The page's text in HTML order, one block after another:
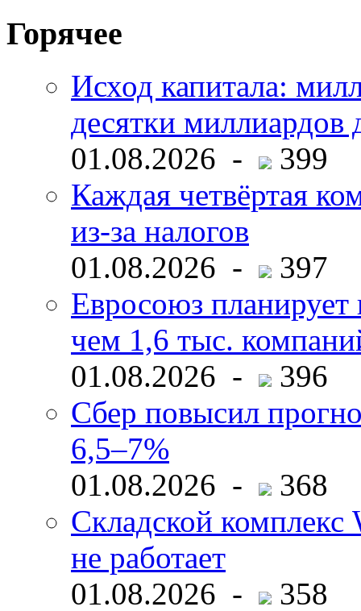
Горячее
Исход капитала:
десятки миллиардов
01.08.2026 -
399
Каждая четвёртая
из-за налогов
01.08.2026 -
397
Евросоюз планирует
чем 1,6 тыс.
01.08.2026 -
396
Сбер повысил
6,5–7%
01.08.2026 -
368
Складской комплекс
не работает
01.08.2026 -
358